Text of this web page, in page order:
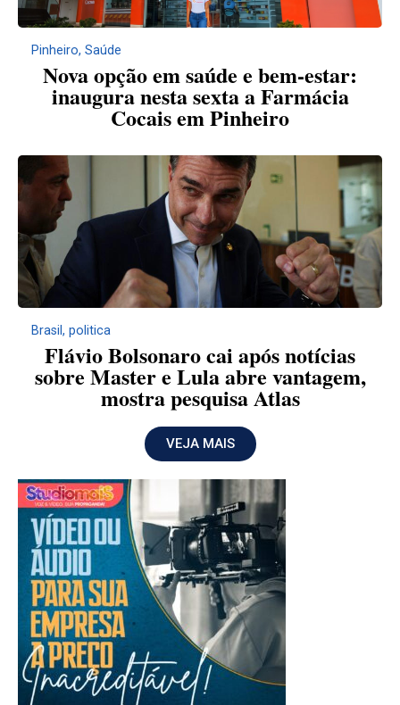
Pinheiro, Saúde
Nova opção em saúde e bem-estar:
inaugura nesta sexta a Farmácia
Cocais em Pinheiro
Brasil , politica
Flávio Bolsonaro cai após notícias
sobre Master e Lula abre vantagem,
mostra pesquisa Atlas
VEJA MAIS